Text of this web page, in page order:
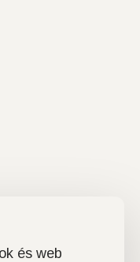
és web